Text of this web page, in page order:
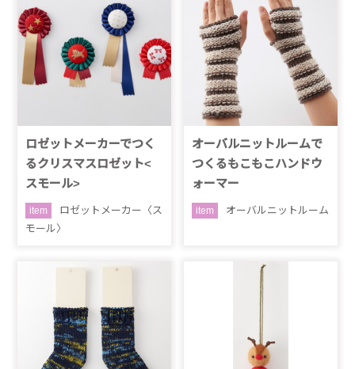
ロゼットメーカーでつく
るクリスマスロゼット<
スモール>
item
ロゼットメーカー〈ス
モール〉
オーバルニットルームで
つくるもこもこハンドウ
ォーマー
item オーバルニットルーム